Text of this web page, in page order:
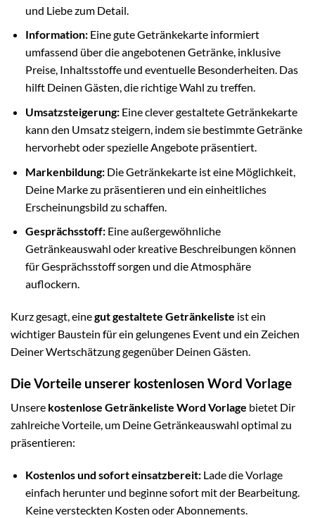
und Liebe zum Detail.
Information:Eine gute Getränkekarte informiert
umfassend über die angebotenen Getränke, inklusive
Preise, Inhaltsstoffe und eventuelle Besonderheiten. Das
hilft Deinen Gästen, die richtige Wahl zu treffen.
Umsatzsteigerung:Eine clever gestaltete Getränkekarte
kann den Umsatz steigern, indem sie bestimmte Getränke
hervorhebt oder spezielle Angebote präsentiert.
Markenbildung:Die Getränkekarte ist eine Möglichkeit,
Deine Marke zu präsentieren und ein einheitliches
Erscheinungsbild zu schaffen.
Gesprächsstoff:Eine außergewöhnliche
Getränkeauswahl oder kreative Beschreibungen können
für Gesprächsstoff sorgen und die Atmosphäre
auflockern.
Kurz gesagt, einegut gestaltete Getränkeliste ist ein
wichtiger Baustein für ein gelungenes Event und ein Zeichen
Deiner Wertschätzung gegenüber Deinen Gästen.
Die Vorteile unserer kostenlosen Word Vorlage
Unsere kostenlose Getränkeliste Word Vorlage bietet Dir
zahlreiche Vorteile, um Deine Getränkeauswahl optimal zu
präsentieren:
Kostenlos und sofort einsatzbereit:Lade die Vorlage
einfach herunter und beginne sofort mit der Bearbeitung.
Keine versteckten Kosten oder Abonnements.